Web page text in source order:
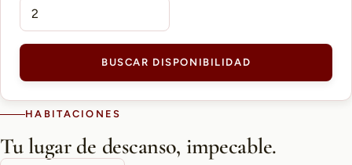
BUSCAR DISPONIBILIDAD
HABITACIONES
Tu lugar de descanso, impecable.